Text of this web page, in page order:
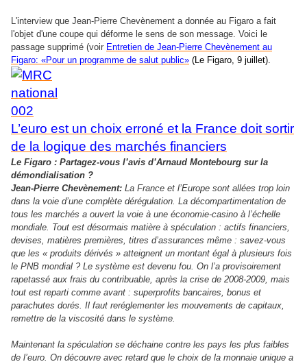
L'interview que Jean-Pierre Chevènement a donnée au Figaro a fait
l'objet d'une coupe qui déforme le sens de son message. Voici le
passage supprimé (voir Entretien de Jean-Pierre Chevènement au
Figaro: «Pour un programme de salut public» (Le Figaro, 9 juillet).
L’euro est un choix erroné et la France doit sortir
de la logique des marchés financiers
Le Figaro : Partagez-vous l’avis d’Arnaud Montebourg sur la
démondialisation ?
Jean-Pierre Chevènement: La France et l’Europe sont allées trop loin
dans la voie d’une complète dérégulation. La décompartimentation de
tous les marchés a ouvert la voie à une économie-casino à l’échelle
mondiale. Tout est désormais matière à spéculation : actifs financiers,
devises, matières premières, titres d’assurances même : savez-vous
que les « produits dérivés » atteignent un montant égal à plusieurs fois
le PNB mondial ? Le système est devenu fou. On l’a provisoirement
rapetassé aux frais du contribuable, après la crise de 2008-2009, mais
tout est reparti comme avant : superprofits bancaires, bonus et
parachutes dorés. Il faut reréglementer les mouvements de capitaux,
remettre de la viscosité dans le système.
Maintenant la spéculation se déchaine contre les pays les plus faibles
de l’euro. On découvre avec retard que le choix de la monnaie unique a